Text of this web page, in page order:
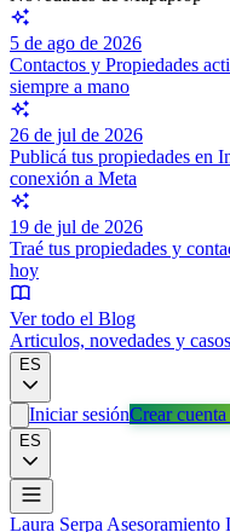
5 de ago de 2026
Contactos y Propiedades
siempre a mano
26 de jul de 2026
Publicá tus propiedades en
conexión a Meta
19 de jul de 2026
Traé tus propiedades y
hoy
Ver todo el Blog
Articulos, novedades y
ES
Iniciar sesiónCrear
ES
Laura Serpa